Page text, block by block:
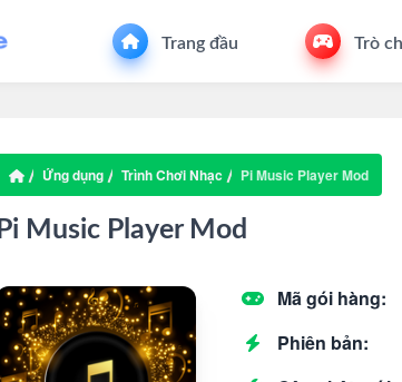
Trang đầu Trò
Ứng dụng Trình Chơi Nhạc Pi Music Player Mod
Pi Music Player Mod
Mã gói hàng:
Phiên bản: